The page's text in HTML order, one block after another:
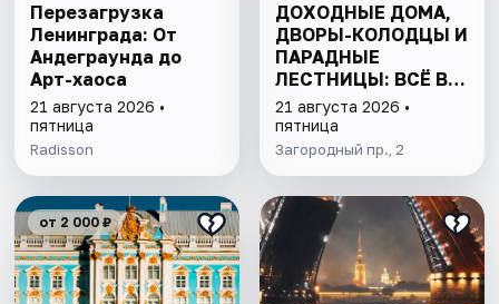
Перезагрузка
Ленинграда: От
Андеграунда до
Арт-хаоса
21 августа 2026 •
пятница
Radisson
ДОХОДНЫЕ ДОМА,
ДВОРЫ-КОЛОДЦЫ И
ПАРАДНЫЕ
ЛЕСТНИЦЫ: ВСЁ В
ОДНОЙ ПРОГУЛКЕ
21 августа 2026 •
пятница
Загородный пр., 2
от 2 000 ₽